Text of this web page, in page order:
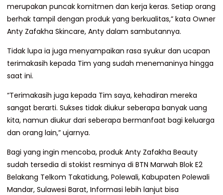
merupakan puncak komitmen dan kerja keras. Setiap orang
berhak tampil dengan produk yang berkualitas,” kata Owner
Anty Zafakha Skincare, Anty dalam sambutannya.
Tidak lupa ia juga menyampaikan rasa syukur dan ucapan
terimakasih kepada Tim yang sudah menemaninya hingga
saat ini.
“Terimakasih juga kepada Tim saya, kehadiran mereka
sangat berarti. Sukses tidak diukur seberapa banyak uang
kita, namun diukur dari seberapa bermanfaat bagi keluarga
dan orang lain,” ujarnya.
Bagi yang ingin mencoba, produk Anty Zafakha Beauty
sudah tersedia di stokist resminya di BTN Marwah Blok E2
Belakang Telkom Takatidung, Polewali, Kabupaten Polewali
Mandar, Sulawesi Barat, Informasi lebih lanjut bisa